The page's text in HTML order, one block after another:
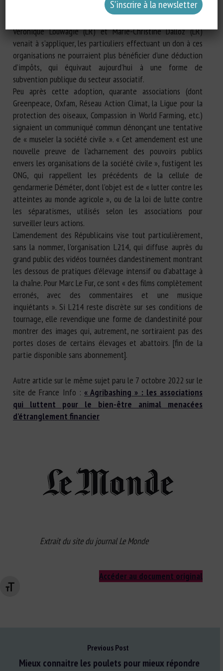
Changer la taille de la police
agricoles, des abattoirs ou des sites industriels. Si cet
Véronique Louwagie (LR) et Marie-Christine Dalloz (LR)
venait à s’appliquer, les particuliers effectuant un don à ces
organisations ne pourraient plus bénéficier d’une déduction
d’impôts, qui équivaut aujourd’hui à une forme de
subvention publique du secteur associatif.
Peu après cette adoption, quarante associations (dont
Greenpeace, Oxfam, Réseau Action Climat, la Ligue pour la
protection des oiseaux, Compassion in World Farming, etc.)
signaient un communiqué commun dénonçant une tentative
de « museler la société civile ». « Cet amendement est une
nouvelle preuve de l’acharnement des pouvoirs publics
envers les organisations de la société civile », fustigent les
ONG, qui rappellent les précédents de la cellule de
gendarmerie Déméter, dont l’objet est de « lutter contre les
atteintes au monde agricole », ou de la loi de lutte contre
les séparatismes, utilisés selon les associations pour
surveiller leurs actions.
L’amendement des Républicains vise tout particulièrement,
sans la nommer, l’organisation L214, qui diffuse auprès du
grand public des vidéos tournées clandestinement montrant
les dessous de pratiques d’élevage intensif ou d’abattage à
la chaîne. Pour Marc Le Fur, ce sont « des films complètement
erronés, avec des commentaires et une musique
inquiétants ». Si L214 reste discrète sur ses conditions de
tournage, elle revendique une forme de clandestinité pour
montrer des images qui, autrement, ne sortiraient pas des
portes closes de certains élevages et abattoirs. [fin de la
partie disponible sans abonnement].
Autre article sur le même sujet paru le 7 octobre 2022 sur le
site de France Info : « Agribashing » : les associations
qui luttent pour le bien-être animal menacées
d’étranglement financier
Extrait du site du journal Le Monde
Accéder au document original
Previous Post
Mieux connaitre les poulets pour mieux répondre